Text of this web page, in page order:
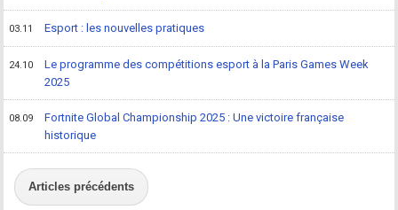
03.11 Esport : les nouvelles pratiques
24.10
Le programme des compétitions esport à la Paris Games Week
2025
08.09
Fortnite Global Championship 2025 : Une victoire française
historique
Articles précédents